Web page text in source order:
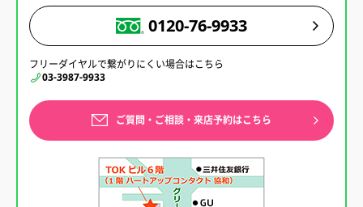
0120-76-9933
フリーダイヤルで繋がりにくい場合はこちら
03-3987-9933
ご質問・ご相談・来店予約はこちら